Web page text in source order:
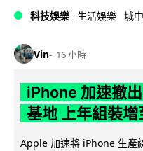
科技娛樂 生活娛樂 城
Vin 16 小時
iPhone 加速撤
基地 上年組裝
Apple 加速將 iPhone 生產